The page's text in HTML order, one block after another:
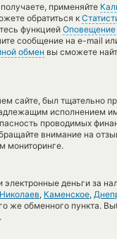
применяйте
обратиться к
функцией Оповещение
сообщение на e-mail
обмен вы сможете
сайте, был тщательно
исполнением
проводимых
внимание на
мониторинге.
деньги за
Николаев, Каменское,
же обменного пункта.